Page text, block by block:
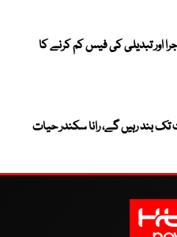
اور تبدیلی کی فیس کم کرنے کا